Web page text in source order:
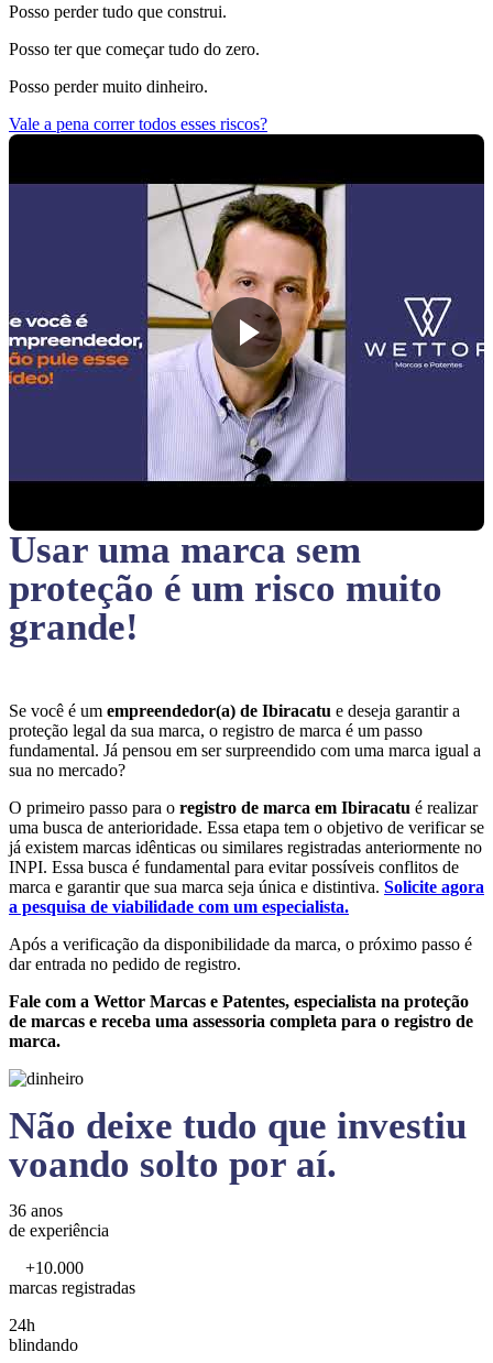
Posso perder tudo que construi.
Posso ter que começar tudo do zero.
Posso perder muito dinheiro.
Vale a pena correr todos esses riscos?
Usar uma marca sem
proteção é um risco muito
grande!
Se você é um empreendedor(a) de Ibiracatu e deseja garantir a
proteção legal da sua marca, o registro de marca é um passo
fundamental. Já pensou em ser surpreendido com uma marca igual a
sua no mercado?
O primeiro passo para o registro de marca em Ibiracatu é realizar
uma busca de anterioridade. Essa etapa tem o objetivo de verificar se
já existem marcas idênticas ou similares registradas anteriormente no
INPI. Essa busca é fundamental para evitar possíveis conflitos de
marca e garantir que sua marca seja única e distintiva. Solicite agora
a pesquisa de viabilidade com um especialista.
Após a verificação da disponibilidade da marca, o próximo passo é
dar entrada no pedido de registro.
Fale com a Wettor Marcas e Patentes, especialista na proteção
de marcas e receba uma assessoria completa para o registro de
marca.
Não deixe tudo que investiu
voando solto por aí.
36 anos
de experiência
+10.000
marcas registradas
24h
blindando